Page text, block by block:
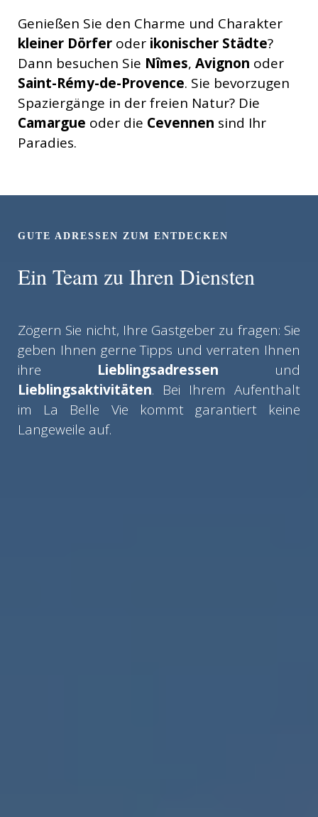
Genießen Sie den Charme und Charakter
kleiner Dörfer oder ikonischer Städte?
Dann besuchen Sie Nîmes, Avignon oder
Saint-Rémy-de-Provence. Sie bevorzugen
Spaziergänge in der freien Natur? Die
Camargue oder die Cevennen sind Ihr
Paradies.
GUTE ADRESSEN ZUM ENTDECKEN
Ein Team zu Ihren Diensten
Zögern Sie nicht, Ihre Gastgeber zu fragen: Sie
geben Ihnen gerne Tipps und verraten Ihnen
ihre Lieblingsadressen und
Lieblingsaktivitäten. Bei Ihrem Aufenthalt
im La Belle Vie kommt garantiert keine
Langeweile auf.